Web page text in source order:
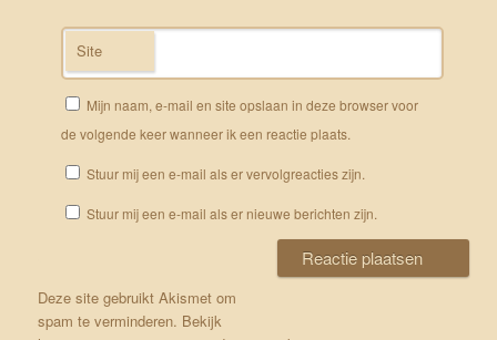
Site
Mijn naam, e-mail en site opslaan in deze browser voor
de volgende keer wanneer ik een reactie plaats.
Stuur mij een e-mail als er vervolgreacties zijn.
Stuur mij een e-mail als er nieuwe berichten zijn.
Deze site gebruikt Akismet om
spam te verminderen. Bekijk